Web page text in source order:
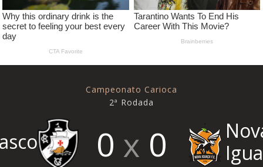
Campeonato Carioca
2ª Rodada
0 0